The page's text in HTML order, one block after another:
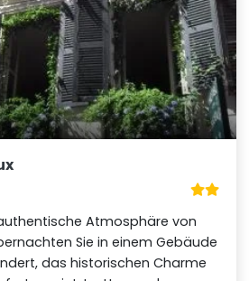
Atmosphäre von
Sie in einem Gebäude
das historischen Charme